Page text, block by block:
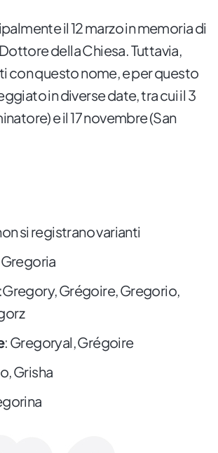
il 12 marzo in memoria di
della Chiesa. Tuttavia,
con questo nome, e per questo
in diverse date, tra cui il 3
e il 17 novembre (San
si registrano varianti
Gregoria
Grégoire, Gregorio,
: Gregoryal, Grégoire
Grisha